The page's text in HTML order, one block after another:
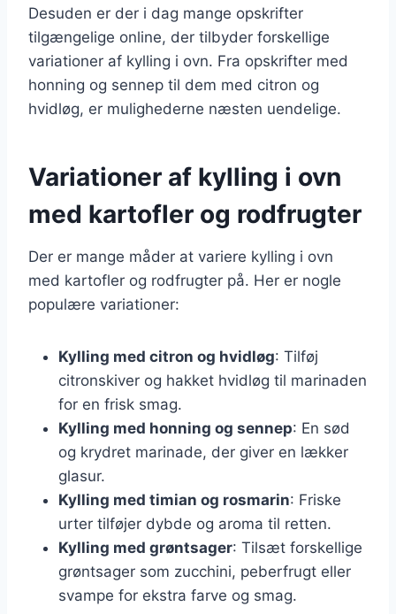
Desuden er der i dag mange opskrifter
tilgængelige online, der tilbyder forskellige
variationer af kylling i ovn. Fra opskrifter med
honning og sennep til dem med citron og
hvidløg, er mulighederne næsten uendelige.
Variationer af kylling i ovn
med kartofler og rodfrugter
Der er mange måder at variere kylling i ovn
med kartofler og rodfrugter på. Her er nogle
populære variationer:
Kylling med citron og hvidløg: Tilføj
citronskiver og hakket hvidløg til marinaden
for en frisk smag.
Kylling med honning og sennep: En sød
og krydret marinade, der giver en lækker
glasur.
Kylling med timian og rosmarin: Friske
urter tilføjer dybde og aroma til retten.
Kylling med grøntsager: Tilsæt forskellige
grøntsager som zucchini, peberfrugt eller
svampe for ekstra farve og smag.